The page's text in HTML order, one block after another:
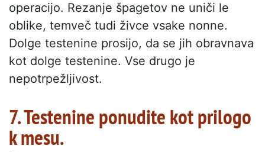
operacijo. Rezanje špagetov ne uniči le
oblike, temveč tudi živce vsake nonne.
Dolge testenine prosijo, da se jih obravnava
kot dolge testenine. Vse drugo je
nepotrpežljivost.
7. Testenine ponudite kot prilogo
k mesu.